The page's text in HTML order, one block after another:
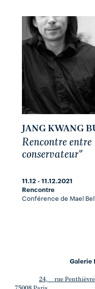
JANG KWANG
Rencontre
conservateur"
11.12 - 11.12.2021
Rencontre
Conférence de Mael
Galerie
24, rue Penthièvre